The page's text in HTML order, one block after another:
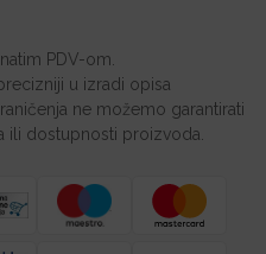
PDV-om.
u izradi opisa
ne možemo garantirati
ili dostupnosti proizvoda.